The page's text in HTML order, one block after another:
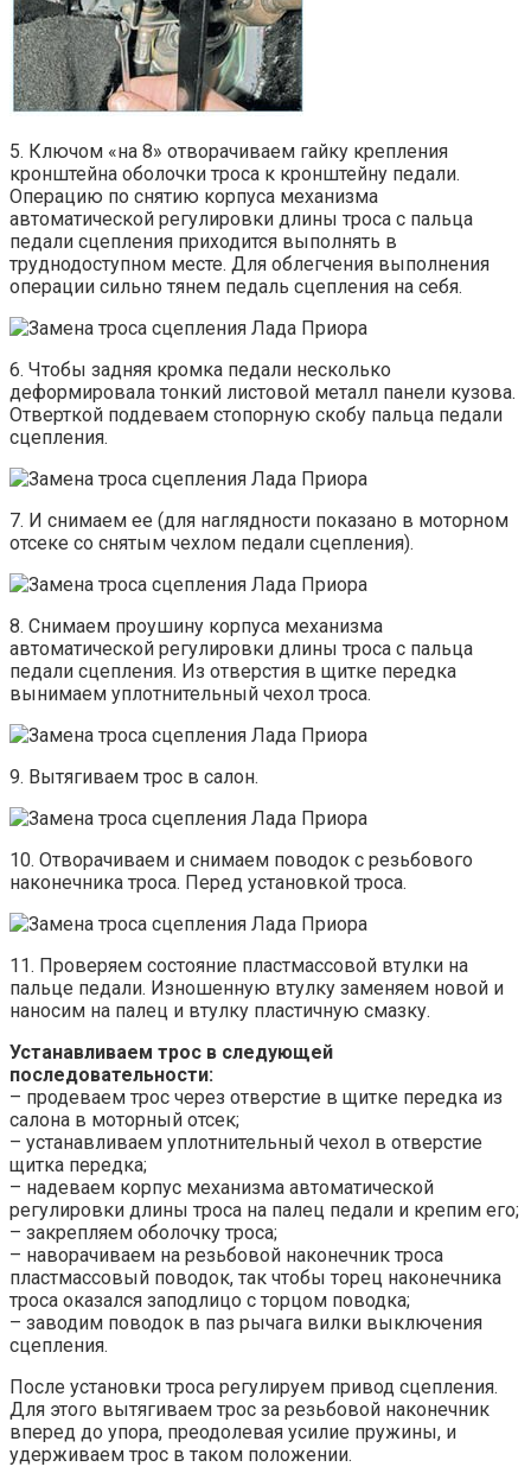
5. Ключом «на 8» отворачиваем гайку крепления
кронштейна оболочки троса к кронштейну педали.
Операцию по снятию корпуса механизма
автоматической регулировки длины троса с пальца
педали сцепления приходится выполнять в
труднодоступном месте. Для облегчения выполнения
операции сильно тянем педаль сцепления на себя.
6. Чтобы задняя кромка педали несколько
деформировала тонкий листовой металл панели кузова.
Отверткой поддеваем стопорную скобу пальца педали
сцепления.
7. И снимаем ее (для наглядности показано в моторном
отсеке со снятым чехлом педали сцепления).
8. Снимаем проушину корпуса механизма
автоматической регулировки длины троса с пальца
педали сцепления. Из отверстия в щитке передка
вынимаем уплотнительный чехол троса.
9. Вытягиваем трос в салон.
10. Отворачиваем и снимаем поводок с резьбового
наконечника троса. Перед установкой троса.
11. Проверяем состояние пластмассовой втулки на
пальце педали. Изношенную втулку заменяем новой и
наносим на палец и втулку пластичную смазку.
Устанавливаем трос в следующей
последовательности:
– продеваем трос через отверстие в щитке передка из
салона в моторный отсек;
– устанавливаем уплотнительный чехол в отверстие
щитка передка;
– надеваем корпус механизма автоматической
регулировки длины троса на палец педали и крепим его;
– закрепляем оболочку троса;
– наворачиваем на резьбовой наконечник троса
пластмассовый поводок, так чтобы торец наконечника
троса оказался заподлицо с торцом поводка;
– заводим поводок в паз рычага вилки выключения
сцепления.
После установки троса регулируем привод сцепления.
Для этого вытягиваем трос за резьбовой наконечник
вперед до упора, преодолевая усилие пружины, и
удерживаем трос в таком положении.